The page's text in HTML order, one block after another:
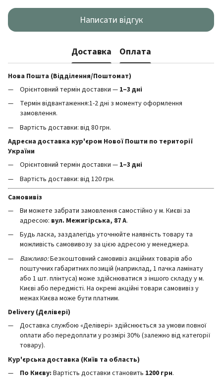
Написати відгук
Доставка Оплата
Нова Пошта (Відділення/Поштомат)
Орієнтовний термін доставки — 1–3 дні
Термін відвантаження:1-2 дні з моменту оформлення
замовлення.
Вартість доставки: від 80 грн.
Адресна доставка кур'єром Нової Пошти по території
України
Орієнтовний термін доставки — 1–3 дні
Вартість доставки: від 120 грн.
Самовивіз
Ви можете забрати замовлення самостійно у м. Києві за
адресою: вул. Межигірська, 87 А.
Будь ласка, заздалегідь уточнюйте наявність товару та
можливість самовивозу за цією адресою у менеджера.
Важливо:Безкоштовний самовивіз акційних товарів або
поштучних габаритних позицій (наприклад, 1 пачка ламінату
або 1 шт. плінтуса) може здійснюватися з іншого складу у м.
Києві або передмісті. На окремі акційні товари самовивіз у
межах Києва може бути платним.
Delivery (Делівері)
Доставка службою «Делівері» здійснюється за умови повної
оплати або передоплати у розмірі 30% (залежно від категорії
товару).
Кур'єрська доставка (Київ та область)
По Києву: Вартість доставки становить 1200 грн.